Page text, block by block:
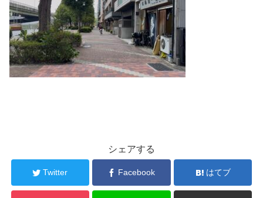
シェアする
Twitter Facebook はてブ